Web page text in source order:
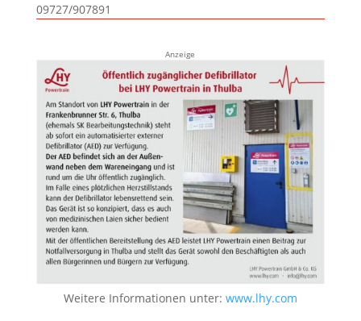
09727/907891
Anzeige
Weitere Informationen unter: www.lhy.com